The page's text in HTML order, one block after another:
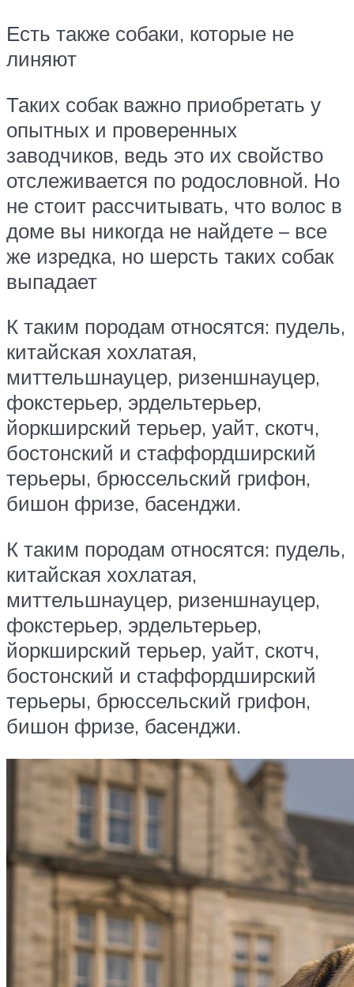
Есть также собаки, которые не
линяют
Таких собак важно приобретать у
опытных и проверенных
заводчиков, ведь это их свойство
отслеживается по родословной. Но
не стоит рассчитывать, что волос в
доме вы никогда не найдете – все
же изредка, но шерсть таких собак
выпадает
К таким породам относятся: пудель,
китайская хохлатая,
миттельшнауцер, ризеншнауцер,
фокстерьер, эрдельтерьер,
йоркширский терьер, уайт, скотч,
бостонский и стаффордширский
терьеры, брюссельский грифон,
бишон фризе, басенджи.
К таким породам относятся: пудель,
китайская хохлатая,
миттельшнауцер, ризеншнауцер,
фокстерьер, эрдельтерьер,
йоркширский терьер, уайт, скотч,
бостонский и стаффордширский
терьеры, брюссельский грифон,
бишон фризе, басенджи.